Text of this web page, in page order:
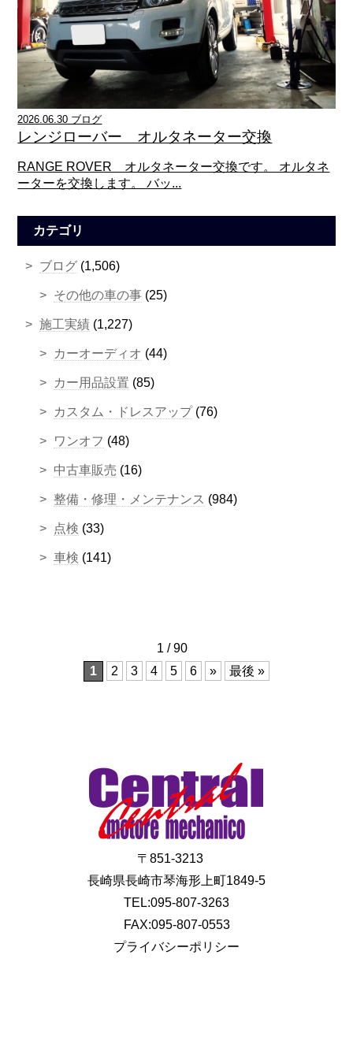
2026.06.30 ブログ
レンジローバー オルタネーター交換
RANGE ROVER オルタネーター交換です。 オルタネ
ーターを交換します。 バッ...
カテゴリ
ブログ (1,506)
その他の車の事 (25)
施工実績 (1,227)
カーオーディオ (44)
カー用品設置 (85)
カスタム・ドレスアップ(76)
ワンオフ (48)
中古車販売 (16)
整備・修理・メンテナンス (984)
点検 (33)
車検 (141)
1 / 90
1
2 3 4 5 6 » 最後 »
〒851-3213
長崎県長崎市琴海形上町1849-5
TEL:095-807-3263
FAX:095-807-0553
プライバシーポリシー